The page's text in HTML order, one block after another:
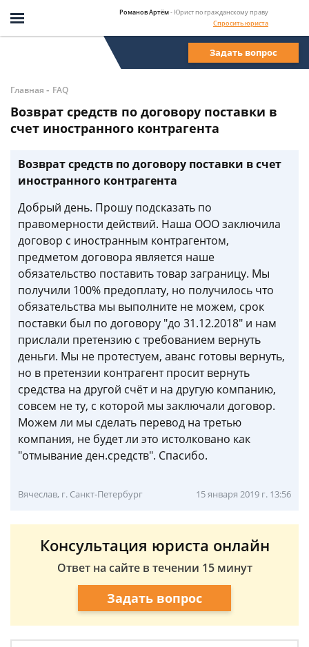
Романов Артём- Юрист по гражданскому праву
Спросить юриста
Задать вопрос
Главная - FAQ
Возврат средств по договору поставки в
счет иностранного контрагента
Возврат средств по договору поставки в счет
иностранного контрагента
Добрый день. Прошу подсказать по
правомерности действий. Наша ООО заключила
договор с иностранным контрагентом,
предметом договора является наше
обязательство поставить товар заграницу. Мы
получили 100% предоплату, но получилось что
обязательства мы выполните не можем, срок
поставки был по договору "до 31.12.2018" и нам
прислали претензию с требованием вернуть
деньги. Мы не протестуем, аванс готовы вернуть,
но в претензии контрагент просит вернуть
средства на другой счёт и на другую компанию,
совсем не ту, с которой мы заключали договор.
Можем ли мы сделать перевод на третью
компания, не будет ли это истолковано как
"отмывание ден.средств". Спасибо.
Вячеслав, г. Санкт-Петербург 15 января 2019 г. 13:56
Консультация юриста онлайн
Ответ на сайте в течении 15 минут
Задать вопрос